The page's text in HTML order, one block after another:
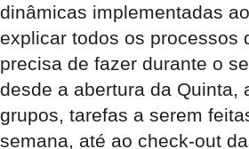
dinâmicas implementadas
explicar todos os processos
precisa de fazer durante o
desde a abertura da Quinta,
grupos, tarefas a serem
semana, até ao check-out